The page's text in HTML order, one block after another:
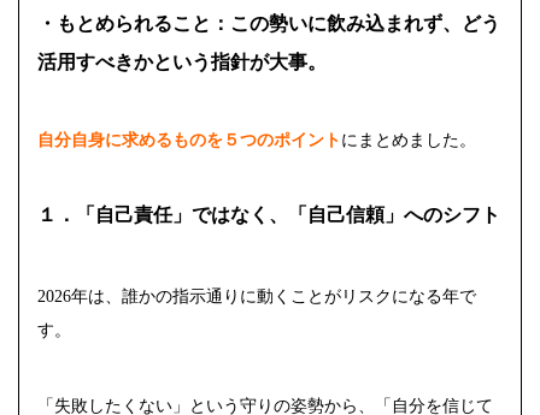
・もとめられること：この勢いに飲み込まれず、どう
活用すべきかという指針が大事。
自分自身に求めるものを５つのポイント にまとめました。
１．「自己責任」ではなく、「自己信頼」へのシフト
2026年は、誰かの指示通りに動くことがリスクになる年で
す。
「失敗したくない」という守りの姿勢から、「自分を信じて